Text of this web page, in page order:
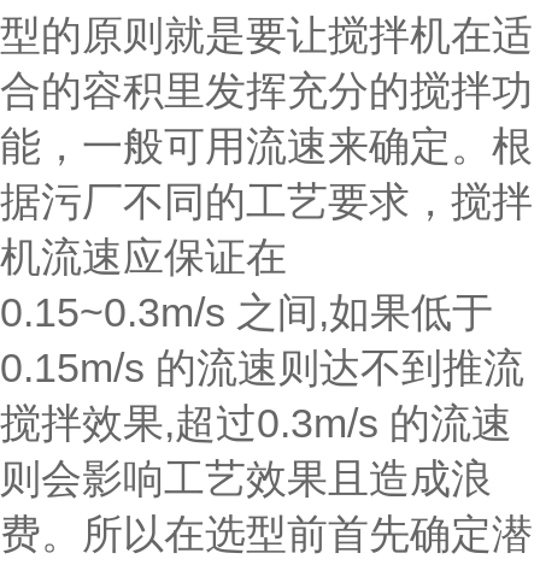
型的原则就是要让搅拌机在适
合的容积里发挥充分的搅拌功
能，一般可用流速来确定。根
据污厂不同的工艺要求，搅拌
机流速应保证在
0.15~0.3m/s 之间,如果低于
0.15m/s 的流速则达不到推流
搅拌效果,超过0.3m/s 的流速
则会影响工艺效果且造成浪
费。所以在选型前首先确定潜